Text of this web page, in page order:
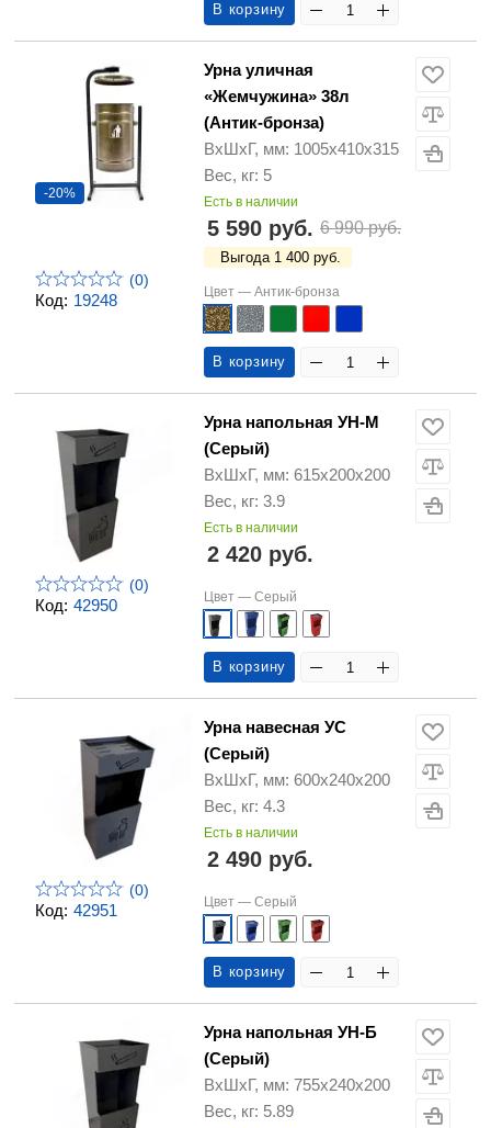
В корзину
Код: 19248
-20%
(0)
Урна уличная
«Жемчужина» 38л
(Антик-бронза)
ВхШхГ, мм: 1005х410х315
Вес, кг: 5
Есть в наличии
5 590 руб. 6 990 руб.
Выгода 1 400 руб.
Цвет — Антик-бронза
В корзину
Код: 42950
(0)
Урна напольная УН-М
(Серый)
ВхШхГ, мм: 615х200х200
Вес, кг: 3.9
Есть в наличии
2 420 руб.
Цвет — Серый
В корзину
Код: 42951
(0)
Урна навесная УС
(Серый)
ВхШхГ, мм: 600х240х200
Вес, кг: 4.3
Есть в наличии
2 490 руб.
Цвет — Серый
В корзину
Урна напольная УН-Б
(Серый)
ВхШхГ, мм: 755х240х200
Вес, кг: 5.89